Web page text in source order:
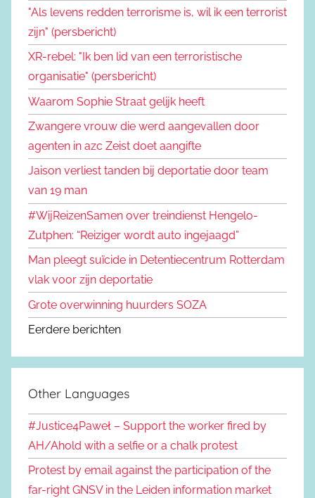
"Als levens redden terrorisme is, wil ik een terrorist
zijn" (persbericht)
XR-rebel: "Ik ben lid van een terroristische
organisatie" (persbericht)
Waarom Sophie Straat gelijk heeft
Zwangere vrouw die werd aangevallen door
agenten in azc Zeist doet aangifte
Jaison verliest tanden bij deportatie door team
van 19 man
#WijReizenSamen over treindienst Hengelo-
Zutphen: “Reiziger wordt auto ingejaagd”
Man pleegt suïcide in Detentiecentrum Rotterdam
vlak voor zijn deportatie
Grote overwinning huurders SOZA
Eerdere berichten
Other Languages
#Justice4Paweł – Support the worker fired by
AH/Ahold with a selfie or a chalk protest
Protest by email against the participation of the
far-right GNSV in the Leiden information market